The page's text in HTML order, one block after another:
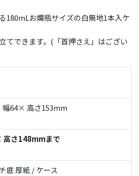
180mLお燗瓶サイズの白無地1本入ケ
てできます。(「首押さえ」はござい
64× 高さ153mm
高さ148mmまで
底 厚紙 / ケース